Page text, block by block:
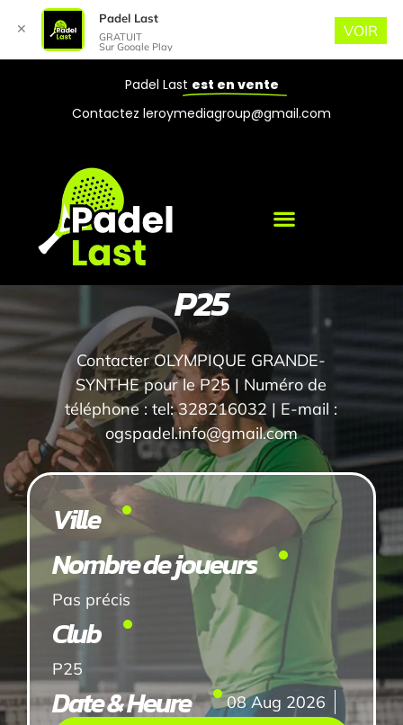
Padel Last est en vente
Contactez leroymediagroup@gmail.com
P25
Contacter OLYMPIQUE GRANDE-
SYNTHE pour le P25 | Numéro de
téléphone : tel: 328216032 | E-mail :
ogspadel.info@gmail.com
Ville
Nombre de joueurs
Pas précis
Club
P25
Date & Heure 08 Aug 2026
✕
Padel Last
GRATUIT
Sur Google Play
VOIR